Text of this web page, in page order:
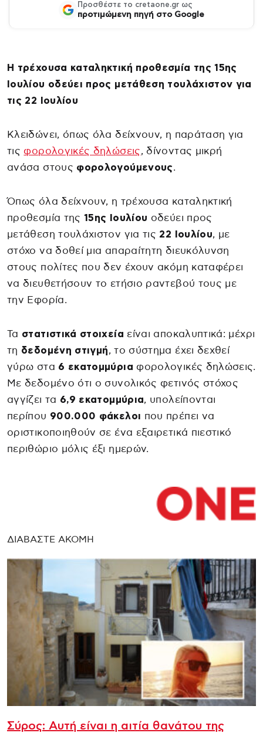
Προσθέστε το cretaone.gr ως
προτιμώμενη πηγή στο Google
Η τρέχουσα καταληκτική προθεσμία της 15ης
Ιουλίου οδεύει προς μετάθεση τουλάχιστον για
τις 22 Ιουλίου
Κλειδώνει, όπως όλα δείχνουν, η παράταση για
τις φορολογικές δηλώσεις, δίνοντας μικρή
ανάσα στους φορολογούμενους.
Όπως όλα δείχνουν, η τρέχουσα καταληκτική
προθεσμία της15ης Ιουλίου οδεύει προς
μετάθεση τουλάχιστον για τις 22 Ιουλίου, με
στόχο να δοθεί μια απαραίτητη διευκόλυνση
στους πολίτες που δεν έχουν ακόμη καταφέρει
να διευθετήσουν το ετήσιο ραντεβού τους με
την Εφορία.
Τα στατιστικά στοιχεία είναι αποκαλυπτικά: μέχρι
τη δεδομένη στιγμή, το σύστημα έχει δεχθεί
γύρω στα 6 εκατομμύρια φορολογικές δηλώσεις.
Με δεδομένο ότι ο συνολικός φετινός στόχος
αγγίζει τα 6,9 εκατομμύρια, υπολείπονται
περίπου 900.000 φάκελοι που πρέπει να
οριστικοποιηθούν σε ένα εξαιρετικά πιεστικό
περιθώριο μόλις έξι ημερών.
ΔΙΑΒΑΣΤΕ ΑΚΟΜΗ
Σύρος: Αυτή είναι η αιτία θανάτου της